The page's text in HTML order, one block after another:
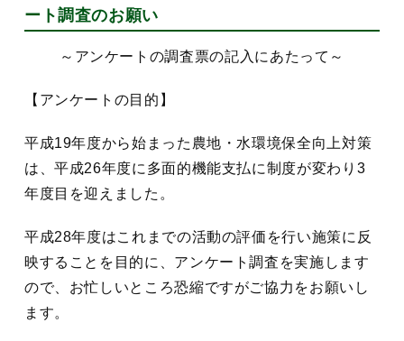
ート調査のお願い
～アンケートの調査票の記入にあたって～
【アンケートの目的】
平成19年度から始まった農地・水環境保全向上対策
は、平成26年度に多面的機能支払に制度が変わり3
年度目を迎えました。
平成28年度はこれまでの活動の評価を行い施策に反
映することを目的に、アンケート調査を実施します
ので、お忙しいところ恐縮ですがご協力をお願いし
ます。